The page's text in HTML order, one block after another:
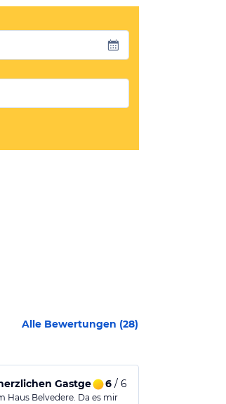
Alle Bewertungen (28)
Gastgeberin
6/ 6
Haus Belvedere. Da es mir